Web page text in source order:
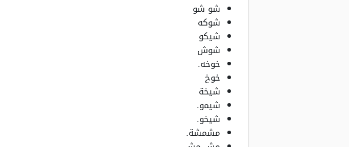
شو شو
شوكه
شيكو
شوش
خوخه.
خوخ
شيخة
شيمو.
شيخو.
مشمشة.